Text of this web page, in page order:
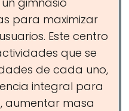
para maximizar
Este centro
que se
de cada uno,
integral para
aumentar masa